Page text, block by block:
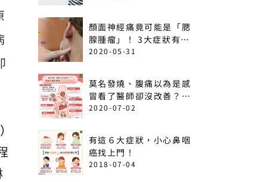
顏面神經痛竟可能是「腮
腺腫瘤」！ 3大症狀有癌
變可能
2020-05-31
莫名發燒、腹痛以為是感
冒看了醫師卻沒改善？出
現這6情形恐是急性白血
2020-07-02
有這６大症狀，小心鼻咽
癌找上門！
2018-07-04